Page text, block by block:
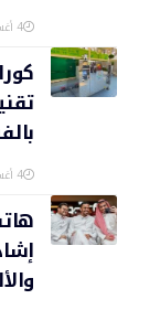
4 أغسطس، 2026
4 أغسطس، 2026